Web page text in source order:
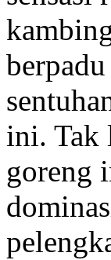
ini. Tak
goreng